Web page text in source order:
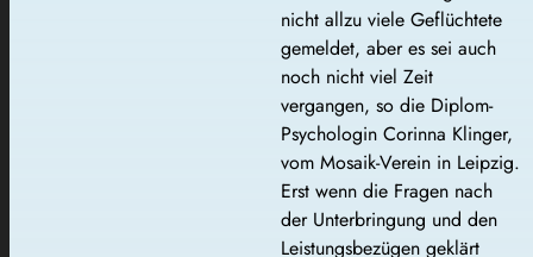
nicht allzu viele Geflüchtete
gemeldet, aber es sei auch
noch nicht viel Zeit
vergangen, so die Diplom-
Psychologin Corinna Klinger,
vom Mosaik-Verein in Leipzig.
Erst wenn die Fragen nach
der Unterbringung und den
Leistungsbezügen geklärt